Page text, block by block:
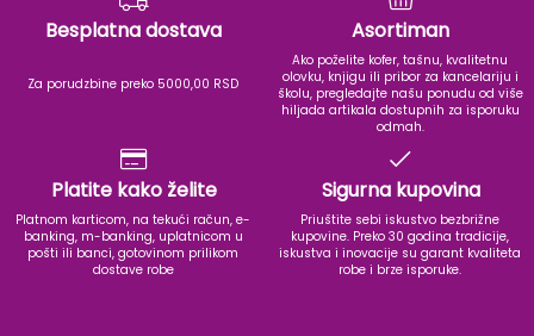
Besplatna dostava
Za porudzbine preko 5000,00 RSD
Asortiman
Ako poželite kofer, tašnu, kvalitetnu
olovku, knjigu ili pribor za kancelariju i
školu, pregledajte našu ponudu od više
hiljada artikala dostupnih za isporuku
odmah.
Platite kako želite
Platnom karticom, na tekući račun, e-
banking, m-banking, uplatnicom u
pošti ili banci, gotovinom prilikom
dostave robe
Sigurna kupovina
Priuštite sebi iskustvo bezbrižne
kupovine. Preko 30 godina tradicije,
iskustva i inovacije su garant kvaliteta
robe i brze isporuke.